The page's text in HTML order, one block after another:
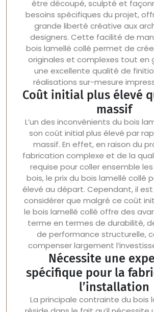
être découpé, sculpté et
besoins spécifiques du projet,
grande liberté créative aux
designers. Cette facilité de
bois lamellé collé permet de
originales et complexes tout en
une excellente qualité de
réalisations sur-mesure
Coût initial plus élevé
massif
L’un des inconvénients du bois
son coût initial plus élevé par
massif. En effet, en raison du
fabrication complexe et de la
requise pour coller ensemble
bois, le prix du bois lamellé collé
élevé au départ. Cependant, il
considérer que malgré ce coût
le bois lamellé collé offre des
terme en termes de durabilité,
de performance structurelle,
compenser largement
Nécessite une
spécifique pour la
l’installation
La principale contrainte du bois